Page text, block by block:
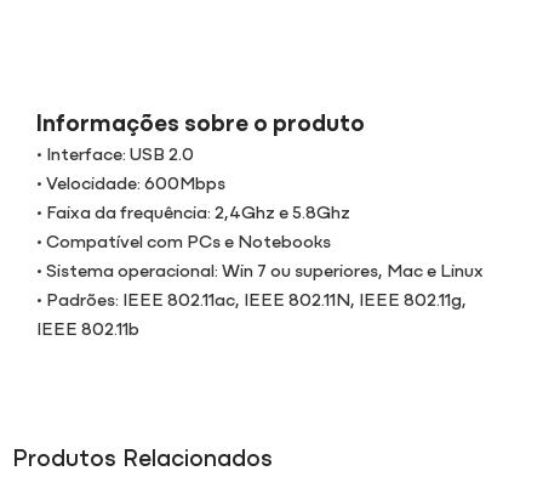
Informações sobre o produto
• Interface: USB 2.0
• Velocidade: 600Mbps
• Faixa da frequência: 2,4Ghz e 5.8Ghz
• Compatível com PCs e Notebooks
• Sistema operacional: Win 7 ou superiores, Mac e Linux
• Padrões: IEEE 802.11ac, IEEE 802.11N, IEEE 802.11g,
IEEE 802.11b
Produtos Relacionados